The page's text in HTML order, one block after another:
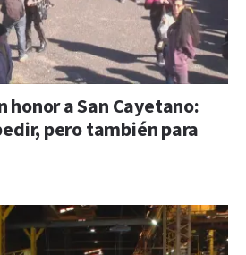
honor a San Cayetano:
pero también para